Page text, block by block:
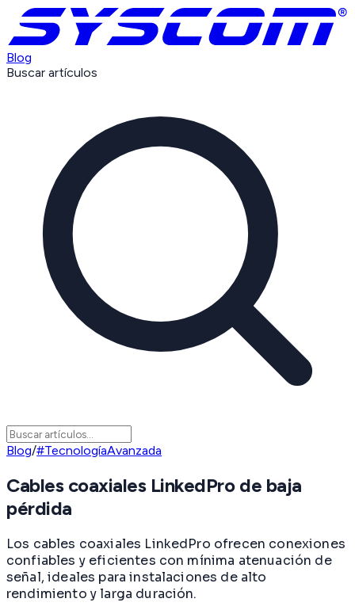
Blog
Buscar artículos
Blog/#TecnologíaAvanzada
Cables coaxiales LinkedPro de baja
pérdida
Los cables coaxiales LinkedPro ofrecen conexiones
confiables y eficientes con mínima atenuación de
señal, ideales para instalaciones de alto
rendimiento y larga duración.